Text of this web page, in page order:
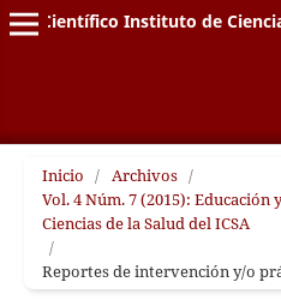
Científico Instituto de
Inicio / Archivos /
Vol. 4 Núm. 7 (2015):
Ciencias de la Salud del ICSA
/
Reportes de intervención y/o